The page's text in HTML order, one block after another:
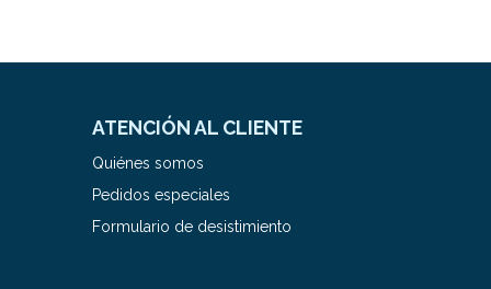
ATENCIÓN AL CLIENTE
Quiénes somos
Pedidos especiales
Formulario de desistimiento